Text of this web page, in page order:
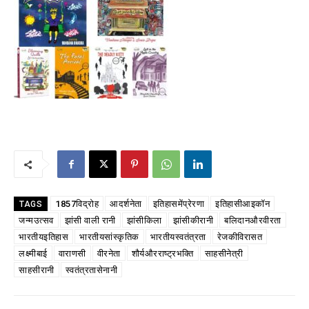
TAGS 1857विद्रोह आदर्शनेता इतिहासमेंप्रेरणा
इतिहासीआइकॉन
जन्मउत्सव
झांसी वाली रानी झांसीकिला झांसीकीरानी
बलिदानऔरवीरता
भारतीयइतिहास
भारतीयसांस्कृतिक भारतीयस्वतंत्रता
रेजकीविरासत
लक्ष्मीबाई
वाराणसी वीरनेता शौर्यऔरराष्ट्रभक्ति
साहसीनेत्री
साहसीरानी
स्वतंत्रतासेनानी